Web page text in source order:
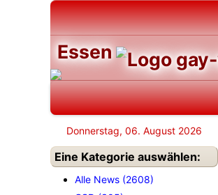
Essen
Donnerstag, 06. August 2026
Eine Kategorie auswählen:
Alle News (2608)